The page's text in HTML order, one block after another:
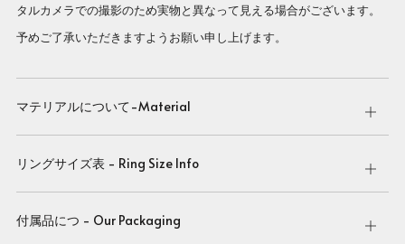
タルカメラでの撮影のため実物と異なって見える場合がございます。
予めご了承いただきますようお願い申し上げます。
マテリアルについて-Material
Open
tab
リングサイズ表 - Ring Size Info
Open
tab
付属品につ - Our Packaging
Open